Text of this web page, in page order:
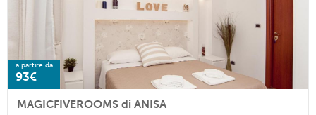
a partire da
93€
MAGICFIVEROOMS di ANISA